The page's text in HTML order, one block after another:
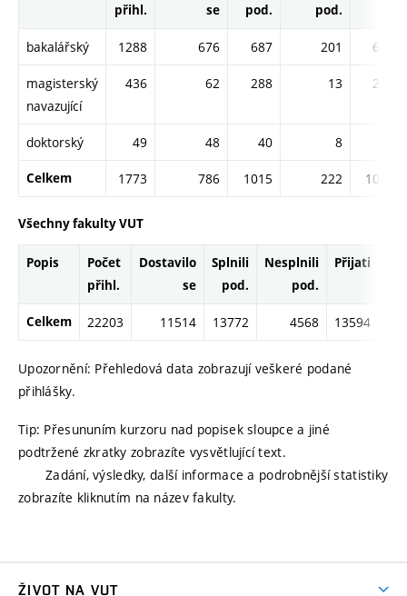
přihl.
se
pod.
pod.
bakalářský 1288 676 687 201 687
magisterský
navazující
436 62 288 13 288
doktorský 49 48 40 8
Celkem 1773 786 1015 222 1013
Všechny fakulty VUT
Popis
Počet
přihl.
Dostavilo
se
Splnili
pod.
Nesplnili
pod.
Přijati
Celkem 22203 11514 13772 4568 13594
Upozornění: Přehledová data zobrazují veškeré podané
přihlášky.
Tip: Přesununím kurzoru nad popisek sloupce a jiné
podtržené zkratky zobrazíte vysvětlující text.
Zadání, výsledky, další informace a podrobnější statistiky
zobrazíte kliknutím na název fakulty.
ŽIVOT NA VUT